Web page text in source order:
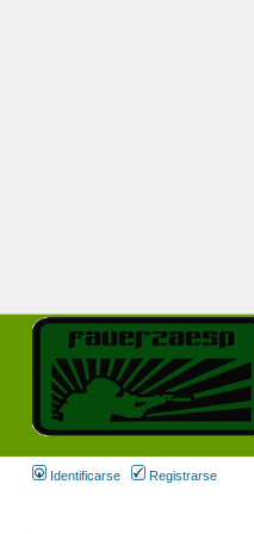
Identificarse Registrarse